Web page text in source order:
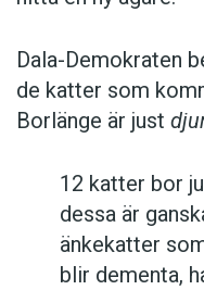
Dala-Demokraten
de katter som
Borlänge är just
12 katter bor
dessa är
änkekatter
blir dementa,